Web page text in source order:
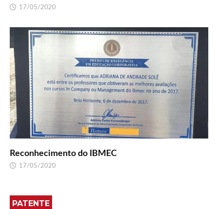
17/05/2020
Reconhecimento do IBMEC
17/05/2020
PATENTE